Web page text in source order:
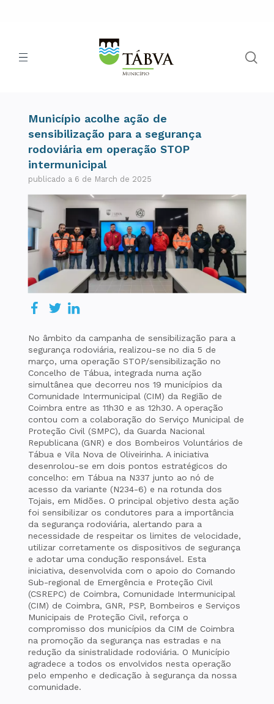
Município acolhe ação de
sensibilização para a segurança
rodoviária em operação STOP
intermunicipal
publicado a 6 de March de 2025
No âmbito da campanha de sensibilização para a
segurança rodoviária, realizou-se no dia 5 de
março, uma operação STOP/sensibilização no
Concelho de Tábua, integrada numa ação
simultânea que decorreu nos 19 municípios da
Comunidade Intermunicipal (CIM) da Região de
Coimbra entre as 11h30 e as 12h30. A operação
contou com a colaboração do Serviço Municipal de
Proteção Civil (SMPC), da Guarda Nacional
Republicana (GNR) e dos Bombeiros Voluntários de
Tábua e Vila Nova de Oliveirinha. A iniciativa
desenrolou-se em dois pontos estratégicos do
concelho: em Tábua na N337 junto ao nó de
acesso da variante (N234-6) e na rotunda dos
Tojais, em Midões. O principal objetivo desta ação
foi sensibilizar os condutores para a importância
da segurança rodoviária, alertando para a
necessidade de respeitar os limites de velocidade,
utilizar corretamente os dispositivos de segurança
e adotar uma condução responsável. Esta
iniciativa, desenvolvida com o apoio do Comando
Sub-regional de Emergência e Proteção Civil
(CSREPC) de Coimbra, Comunidade Intermunicipal
(CIM) de Coimbra, GNR, PSP, Bombeiros e Serviços
Municipais de Proteção Civil, reforça o
compromisso dos municípios da CIM de Coimbra
na promoção da segurança nas estradas e na
redução da sinistralidade rodoviária. O Município
agradece a todos os envolvidos nesta operação
pelo empenho e dedicação à segurança da nossa
comunidade.